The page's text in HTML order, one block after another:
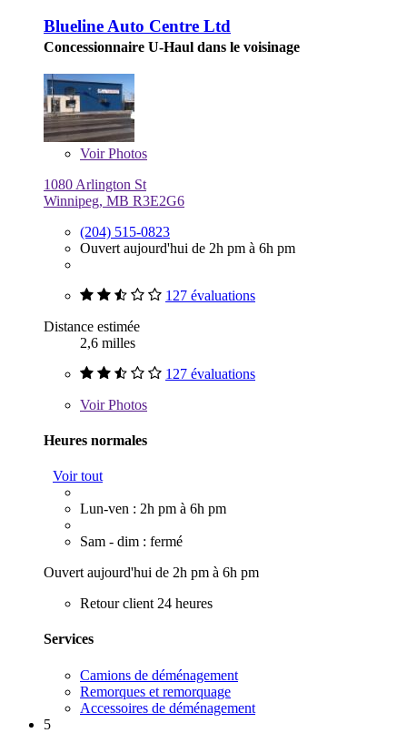
Blueline Auto Centre Ltd
Concessionnaire U-Haul dans le voisinage
VoirPhotos
1080 Arlington St
Winnipeg, MB R3E2G6
(204) 515-0823
Ouvert aujourd'hui de 2h pm à 6h pm
127 évaluations
Distance estimée
2,6 milles
127 évaluations
VoirPhotos
Heures normales
Voir tout
Lun-ven : 2h pm à 6h pm
Sam - dim : fermé
Ouvert aujourd'hui de 2h pm à 6h pm
Retour client 24 heures
Services
Camions de déménagement
Remorques et remorquage
Accessoires de déménagement
5